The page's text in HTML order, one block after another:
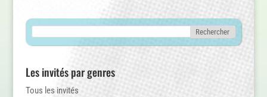
Les invités par genres
Tous les invités